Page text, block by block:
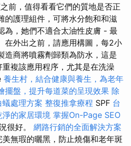
前，值得看看它們的質地是否正
的護理組件，可將水分飽和和滋
為，她們不適合太油性皮膚 - 最
在外出之前，請應用構圖，每2小
造商將噴霧劑歸類為防水，這是
複該應用程序，尤其是在洗澡
養生村，結合健康與養生，為老年
擺盤，提升每道菜的呈現效果 除
處理方案 整復推拿療程 SPF 台
的家居環境 掌握On-Page SEO
很好。 網路行銷的全面解決方案
無瑕的曬黑，防止燒傷和老年斑